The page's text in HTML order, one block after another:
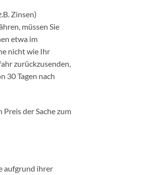
Zinsen)
müssen Sie
etwa im
nicht wie Ihr
zurückzusenden,
30 Tagen nach
der Sache zum
aufgrund ihrer